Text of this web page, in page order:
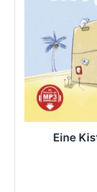
Eine